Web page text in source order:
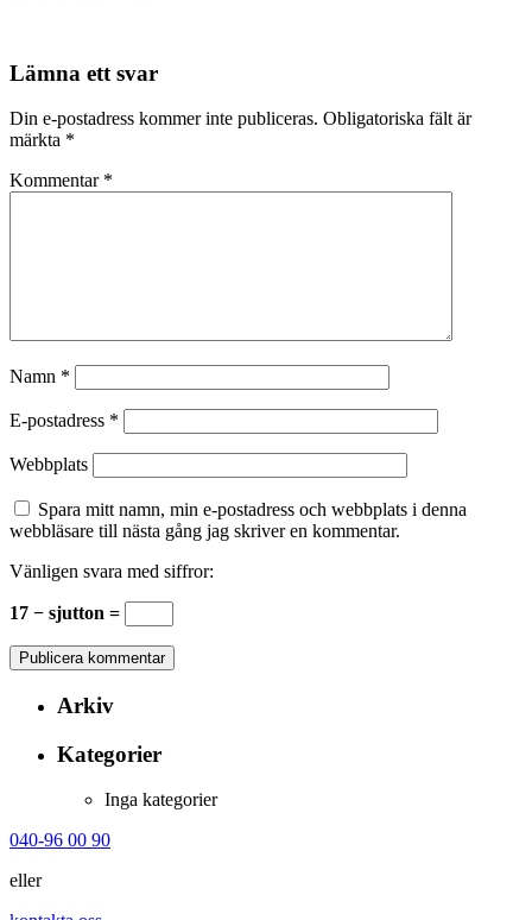
Lämna ett svar
Din e-postadress kommer inte publiceras. Obligatoriska fält är
märkta *
Kommentar *
Namn *
E-postadress *
Webbplats
Spara mitt namn, min e-postadress och webbplats i denna
webbläsare till nästa gång jag skriver en kommentar.
Vänligen svara med siffror:
17 − sjutton =
Arkiv
Kategorier
Inga kategorier
040-96 00 90
eller